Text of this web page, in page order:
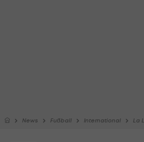
News Fußball International La